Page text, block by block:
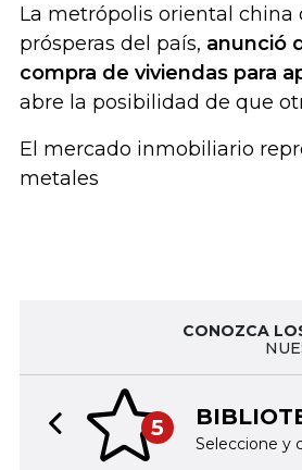
La metrópolis oriental china
prósperas del país, anunció
compra de viviendas para
abre la posibilidad de que
El mercado inmobiliario
metales
CONOZCA
5
Seleccione y
Previous slide